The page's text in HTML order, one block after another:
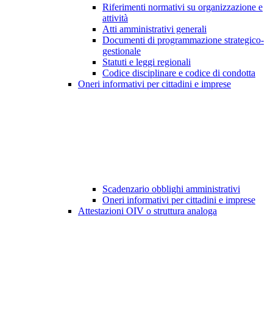
Riferimenti normativi su organizzazione e
attività
Atti amministrativi generali
Documenti di programmazione strategico-
gestionale
Statuti e leggi regionali
Codice disciplinare e codice di condotta
Oneri informativi per cittadini e imprese
Scadenzario obblighi amministrativi
Oneri informativi per cittadini e imprese
Attestazioni OIV o struttura analoga